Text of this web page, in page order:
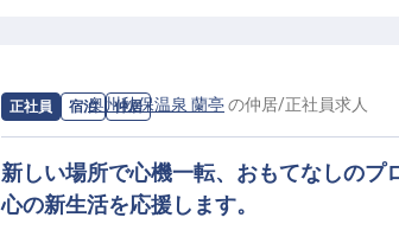
正社員 宿泊 仲居
求人情報：奥州秋保温泉 蘭亭の仲居/正社員求人
新しい場所で心機一転、おもてなしの
心の新生活を応援します。